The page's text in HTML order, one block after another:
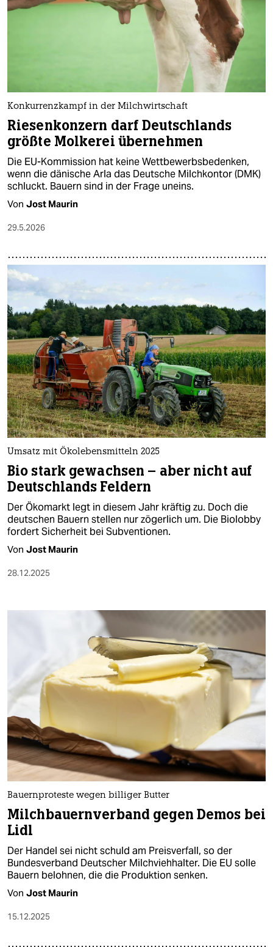
Konkurrenzkampf in der Milchwirtschaft
Riesenkonzern darf Deutschlands
größte Molkerei übernehmen
Die EU-Kommission hat keine Wettbewerbsbedenken,
wenn die dänische Arla das Deutsche Milchkontor (DMK)
schluckt. Bauern sind in der Frage uneins.
Von Jost Maurin
29.5.2026
Umsatz mit Ökolebensmitteln 2025
Bio stark gewachsen – aber nicht auf
Deutschlands Feldern
Der Ökomarkt legt in diesem Jahr kräftig zu. Doch die
deutschen Bauern stellen nur zögerlich um. Die Biolobby
fordert Sicherheit bei Subventionen.
Von Jost Maurin
28.12.2025
Bauernproteste wegen billiger Butter
Milchbauernverband gegen Demos bei
Lidl
Der Handel sei nicht schuld am Preisverfall, so der
Bundesverband Deutscher Milchviehhalter. Die EU solle
Bauern belohnen, die die Produktion senken.
Von Jost Maurin
15.12.2025